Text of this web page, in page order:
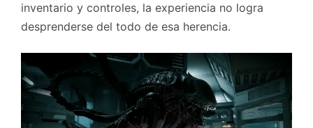
inventario y controles, la experiencia no logra
desprenderse del todo de esa herencia.